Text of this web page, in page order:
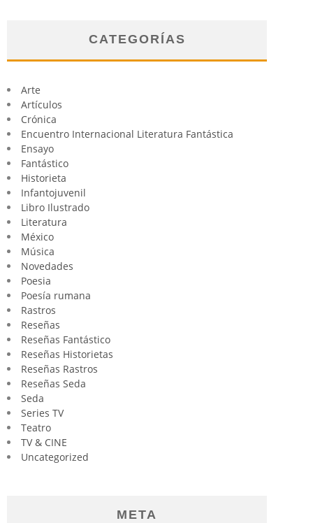
CATEGORÍAS
Arte
Artículos
Crónica
Encuentro Internacional Literatura Fantástica
Ensayo
Fantástico
Historieta
Infantojuvenil
Libro Ilustrado
Literatura
México
Música
Novedades
Poesia
Poesía rumana
Rastros
Reseñas
Reseñas Fantástico
Reseñas Historietas
Reseñas Rastros
Reseñas Seda
Seda
Series TV
Teatro
TV & CINE
Uncategorized
META